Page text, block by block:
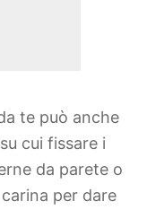
te può anche
cui fissare i
da parete o
per dare